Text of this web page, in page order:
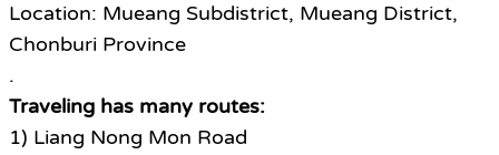
Location: Mueang Subdistrict, Mueang District,
Chonburi Province
.
Traveling has many routes:
1) Liang Nong Mon Road